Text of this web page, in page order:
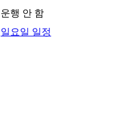
운행 안 함
일요일 일정